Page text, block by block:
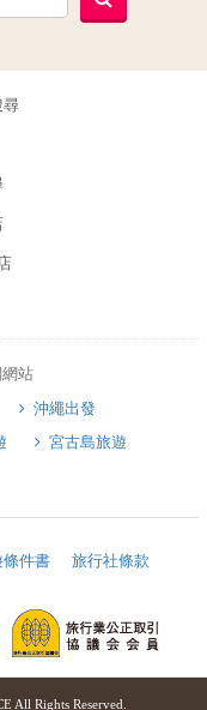
尋
站
沖繩出發
宮古島旅遊
條件書
旅行社條款
All Rights Reserved.